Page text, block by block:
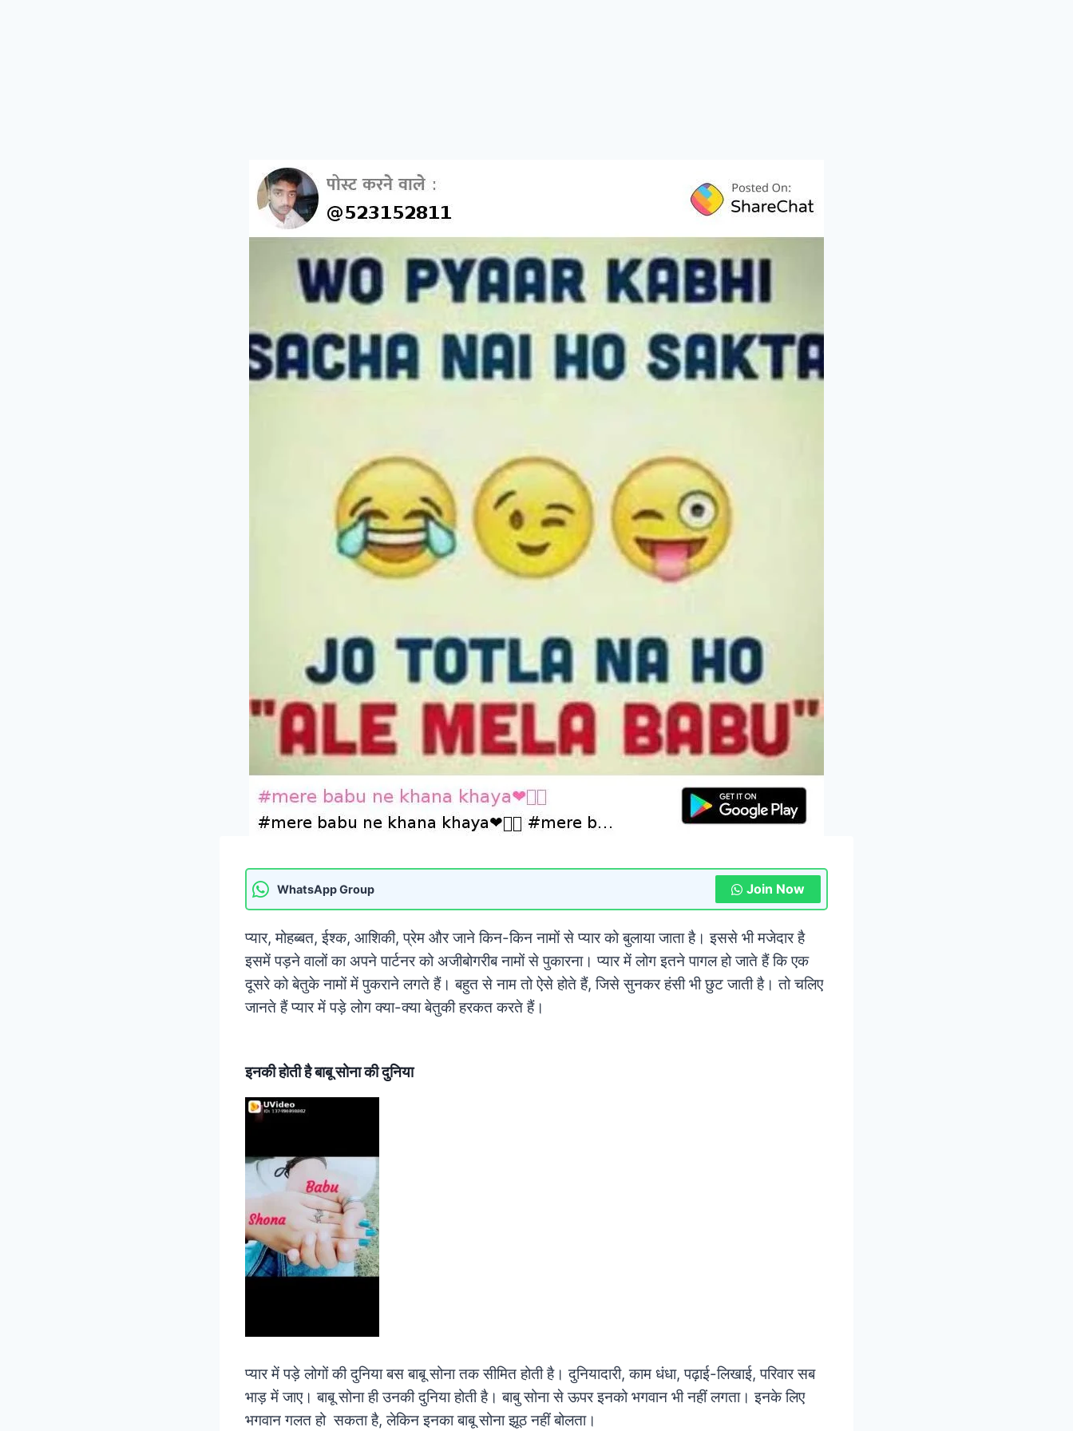
WhatsApp Group Join Now
प्यार, मोहब्बत, ईश्क, आशिकी, प्रेम और जाने किन-किन नामों से प्यार को बुलाया जाता है। इससे भी मजेदार है
इसमें पड़ने वालों का अपने पार्टनर को अजीबोगरीब नामों से पुकारना। प्यार में लोग इतने पागल हो जाते हैं कि एक
दूसरे को बेतुके नामों में पुकराने लगते हैं। बहुत से नाम तो ऐसे होते हैं, जिसे सुनकर हंसी भी छुट जाती है। तो चलिए
जानते हैं प्यार में पड़े लोग क्या-क्या बेतुकी हरकत करते हैं।
इनकी होती है बाबू सोना की दुनिया
प्यार में पड़े लोगों की दुनिया बस बाबू सोना तक सीमित होती है। दुनियादारी, काम धंधा, पढ़ाई-लिखाई, परिवार सब
भाड़ में जाए। बाबू सोना ही उनकी दुनिया होती है। बाबु सोना से ऊपर इनको भगवान भी नहीं लगता। इनके लिए
भगवान गलत हो सकता है, लेकिन इनका बाबू सोना झूठ नहीं बोलता।